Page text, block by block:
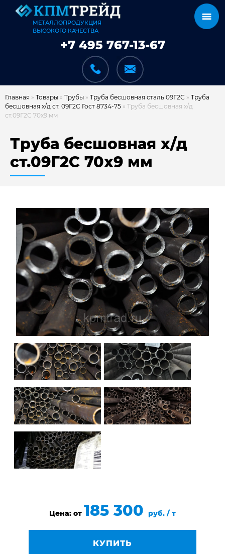
МЕТАЛЛОПРОДУКЦИЯ
ВЫСОКОГО КАЧЕСТВА
+7 495 767-13-67
ДОСТАВКА И ОПЛАТА
НАШИ ОБЪЕКТЫ
ОТЗЫВЫ
О НАС
БЛОГ
КОНТАКТЫ
Главная » Товары » Трубы » Труба бесшовная сталь 09Г2С » Труба
бесшовная х/д ст. 09Г2С Гост 8734-75 » Труба бесшовная х/д
ст.09Г2С 70х9 мм
Труба бесшовная х/д
ст.09Г2С 70х9 мм
Цена: от 185 300 руб. / т
КУПИТЬ